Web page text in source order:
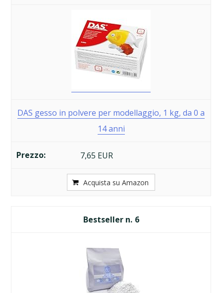
DAS gesso in polvere per modellaggio, 1 kg, da 0 a
14 anni
7,65 EUR
Acquista su Amazon
6